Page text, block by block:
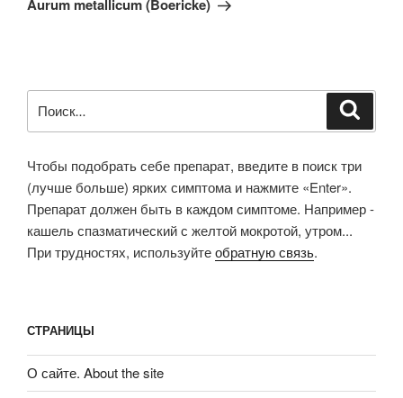
Aurum metallicum (Boericke)
Чтобы подобрать себе препарат, введите в поиск три
(лучше больше) ярких симптома и нажмите «Enter».
Препарат должен быть в каждом симптоме. Например -
кашель спазматический с желтой мокротой, утром...
При трудностях, используйтеобратную связь.
СТРАНИЦЫ
О сайте. About the site